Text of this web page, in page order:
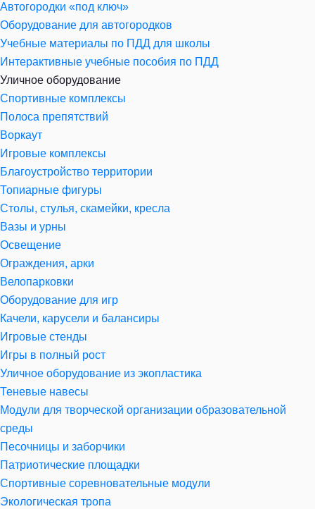
Автогородки «под ключ»
Оборудование для автогородков
Учебные материалы по ПДД для школы
Интерактивные учебные пособия по ПДД
Уличное оборудование
Спортивные комплексы
Полоса препятствий
Воркаут
Игровые комплексы
Благоустройство территории
Топиарные фигуры
Столы, стулья, скамейки, кресла
Вазы и урны
Освещение
Ограждения, арки
Велопарковки
Оборудование для игр
Качели, карусели и балансиры
Игровые стенды
Игры в полный рост
Уличное оборудование из экопластика
Теневые навесы
Модули для творческой организации образовательной
среды
Песочницы и заборчики
Патриотические площадки
Спортивные соревновательные модули
Экологическая тропа